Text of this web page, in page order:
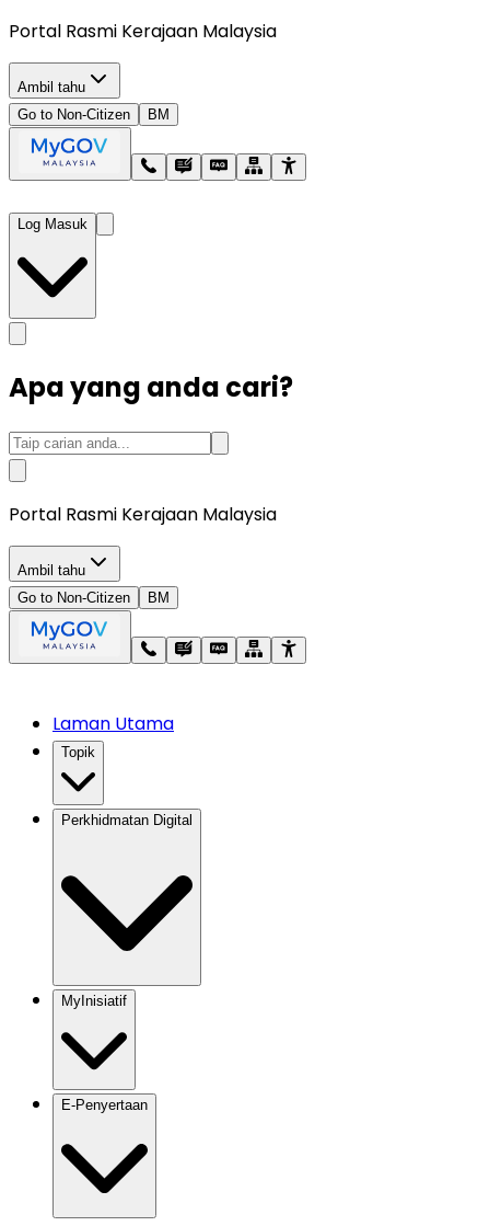
Portal Rasmi Kerajaan Malaysia
Ambil tahu
Go to Non-Citizen
BM
Log Masuk
Apa yang anda cari?
Portal Rasmi Kerajaan Malaysia
Ambil tahu
Go to Non-Citizen
BM
Laman Utama
Topik
Perkhidmatan Digital
MyInisiatif
E-Penyertaan